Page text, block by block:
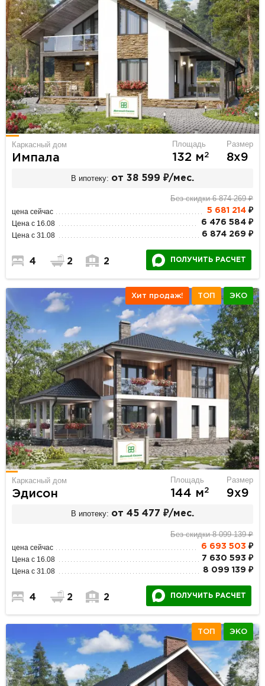
Каркасный дом
Импала
Площадь
132 м2
Размер
8х9
В ипотеку: от 38 599 ₽/мес.
Без скидки 6 874 269 ₽
цена сейчас 5 681 214₽
Цена с 16.08 6 476 584 ₽
Цена с 31.08 6 874 269 ₽
4 2 2 ПОЛУЧИТЬ РАСЧЕТ
Хит продаж! ТОП ЭКО
Каркасный дом
Эдисон
Площадь
144 м2
Размер
9х9
В ипотеку: от 45 477 ₽/мес.
Без скидки 8 099 139 ₽
цена сейчас 6 693 503 ₽
Цена с 16.08 7 630 593 ₽
Цена с 31.08 8 099 139 ₽
4 2 2 ПОЛУЧИТЬ РАСЧЕТ
ТОП ЭКО